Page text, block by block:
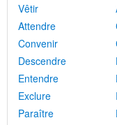
Vêtir
Attendre
Convenir
Descendre
Entendre
Exclure
Paraître